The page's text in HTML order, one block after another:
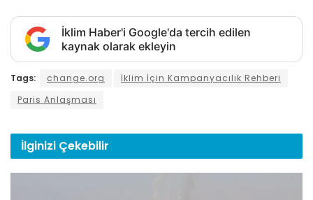
İklim Haber'i Google'da tercih edilen
kaynak olarak ekleyin
Tags: change.org
İklim İçin Kampanyacılık Rehberi
Paris Anlaşması
İlginizi Çekebilir